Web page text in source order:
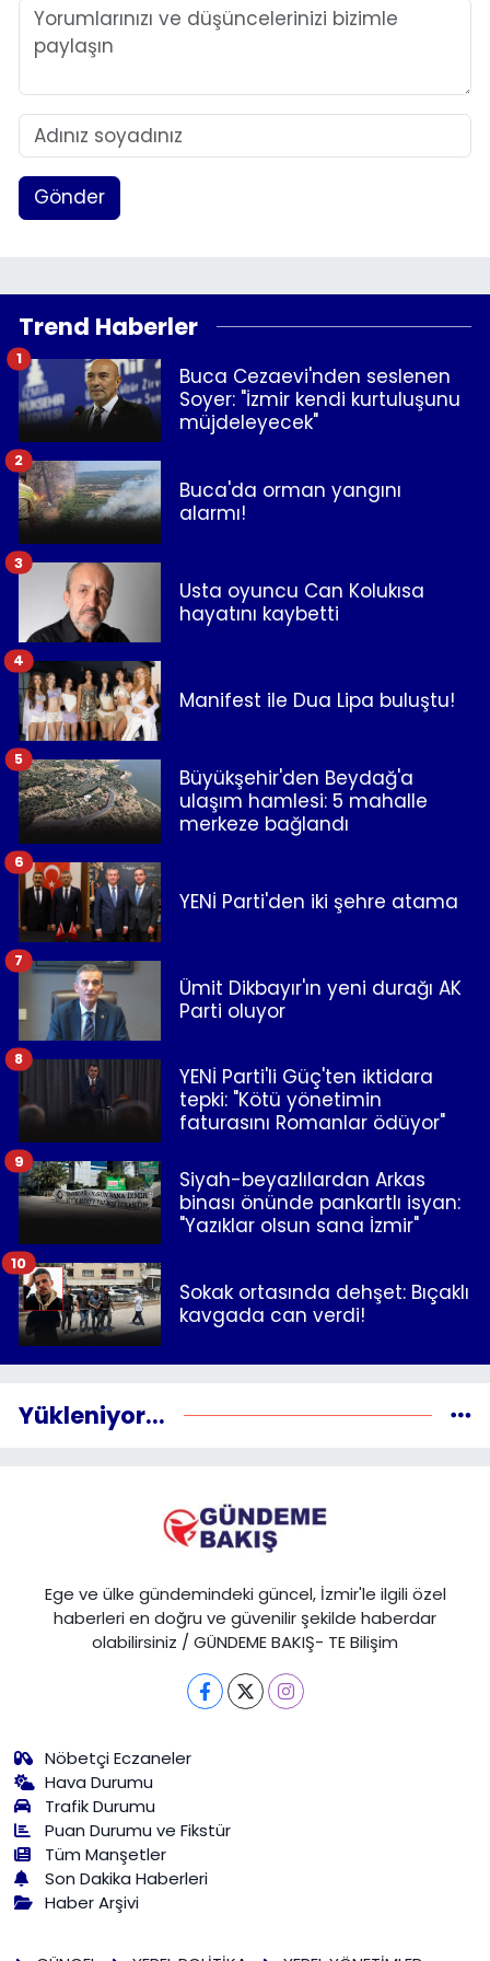
Gönder
Trend Haberler
Buca Cezaevi'nden seslenen
Soyer: "İzmir kendi kurtuluşunu
müjdeleyecek"
1
Buca'da orman yangını
alarmı!
2
Usta oyuncu Can Kolukısa
hayatını kaybetti
3
Manifest ile Dua Lipa buluştu!
4
Büyükşehir'den Beydağ'a
ulaşım hamlesi: 5 mahalle
merkeze bağlandı
5
YENİ Parti'den iki şehre atama
6
Ümit Dikbayır'ın yeni durağı AK
Parti oluyor
7
YENİ Parti'li Güç'ten iktidara
tepki: "Kötü yönetimin
faturasını Romanlar ödüyor"
8
Siyah-beyazlılardan Arkas
binası önünde pankartlı isyan:
"Yazıklar olsun sana İzmir"
9
Sokak ortasında dehşet: Bıçaklı
kavgada can verdi!
10
Yükleniyor...
Ege ve ülke gündemindeki güncel, İzmir'le ilgili özel
haberleri en doğru ve güvenilir şekilde haberdar
olabilirsiniz / GÜNDEME BAKIŞ- TE Bilişim
Nöbetçi Eczaneler
Hava Durumu
Trafik Durumu
Puan Durumu ve Fikstür
Tüm Manşetler
Son Dakika Haberleri
Haber Arşivi
YEREL YÖNETİMLER
Yurt